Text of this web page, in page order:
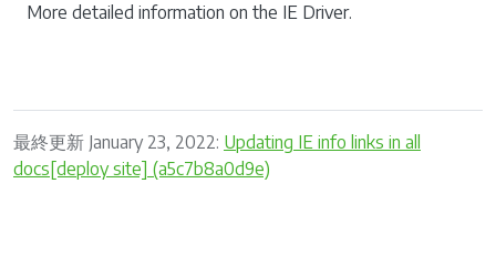
More detailed information on the IE Driver.
最終更新 January 23, 2022: Updating IE info links in all
docs[deploy site] (a5c7b8a0d9e)